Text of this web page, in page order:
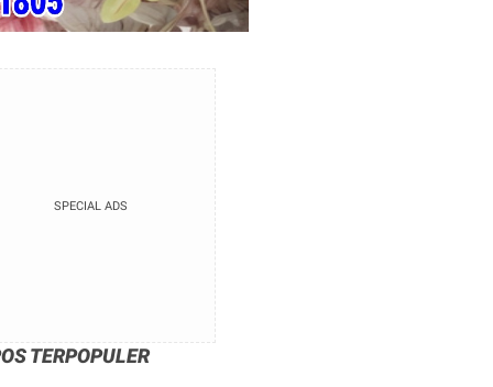
SPECIAL ADS
TERPOPULER